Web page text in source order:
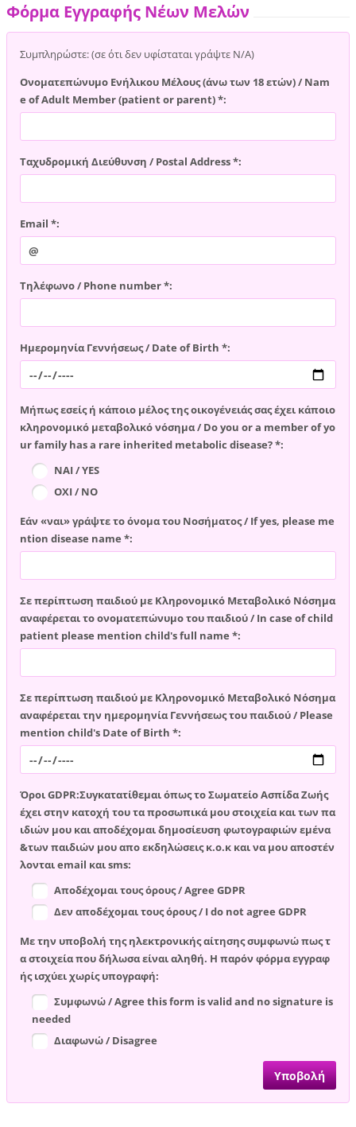
Φόρμα Εγγραφής Νέων Μελών
Συμπληρώστε: (σε ότι δεν υφίσταται γράψτε Ν/Α)
Ονοματεπώνυμο Ενήλικου Μέλους (άνω των 18 ετών) / Nam
e of Adult Member (patient or parent) *:
Ταχυδρομική Διεύθυνση / Postal Address *:
Email *:
Τηλέφωνο / Phone number *:
Ημερομηνία Γεννήσεως / Date of Birth *:
Μήπως εσείς ή κάποιο μέλος της οικογένειάς σας έχει κάποιο
κληρονομικό μεταβολικό νόσημα / Do you or a member of yo
ur family has a rare inherited metabolic disease? *:
ΝΑΙ / YES
ΟΧΙ / NO
Εάν «ναι» γράψτε το όνομα του Νοσήματος / If yes, please me
ntion disease name *:
Σε περίπτωση παιδιού με Κληρονομικό Μεταβολικό Νόσημα
αναφέρεται το ονοματεπώνυμο του παιδιού / In case of child
patient please mention child's full name *:
Σε περίπτωση παιδιού με Κληρονομικό Μεταβολικό Νόσημα
αναφέρεται την ημερομηνία Γεννήσεως του παιδιού / Please
mention child's Date of Birth *:
Όροι GDPR:Συγκατατίθεμαι όπως το Σωματείο Ασπίδα Ζωής
έχει στην κατοχή του τα προσωπικά μου στοιχεία και των πα
ιδιών μου και αποδέχομαι δημοσίευση φωτογραφιών εμένα
&των παιδιών μου απο εκδηλώσεις κ.ο.κ και να μου αποστέν
λονται email και sms:
Αποδέχομαι τους όρους / Agree GDPR
Δεν αποδέχομαι τους όρους / I do not agree GDPR
Με την υποβολή της ηλεκτρονικής αίτησης συμφωνώ πως τ
α στοιχεία που δήλωσα είναι αληθή. Η παρόν φόρμα εγγραφ
ής ισχύει χωρίς υπογραφή:
Συμφωνώ / Agree this form is valid and no signature is
needed
Διαφωνώ / Disagree